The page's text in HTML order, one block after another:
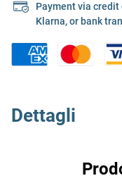
Payment via
Klarna, or bank
Dettagli